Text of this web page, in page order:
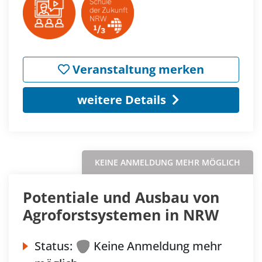
Veranstaltung merken
weitere Details
KEINE ANMELDUNG MEHR MÖGLICH
Potentiale und Ausbau von
Agroforstsystemen in NRW
Status:
Keine Anmeldung mehr